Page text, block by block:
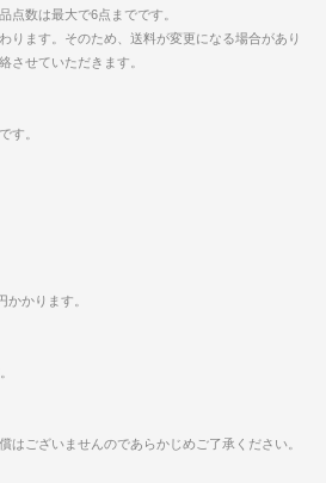
点数は最大で6点までです。
ります。そのため、送料が変更になる場合があり
させていただきます。
す。
かかります。
はございませんのであらかじめご了承ください。